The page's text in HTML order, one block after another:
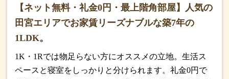
【ネット無料・礼金0円・最上階角部屋】人気の
田宮エリアでお家賃リーズナブルな築7年の
1LDK。
1K・1Rでは物足らない方にオススメの立地。生活ス
ペースと寝室をしっかりと分けられます。礼金0円で